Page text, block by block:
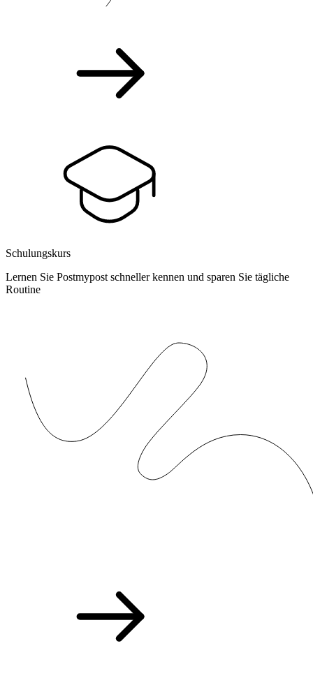
Schulungskurs
Lernen Sie Postmypost schneller kennen und sparen Sie tägliche
Routine